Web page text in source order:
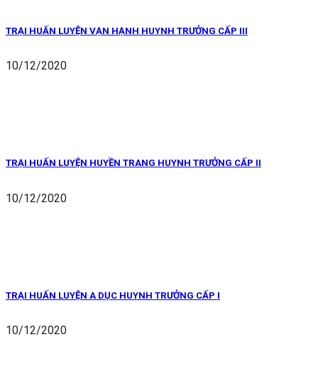
TRẠI HUẤN LUYỆN VẠN HẠNH HUYNH TRƯỞNG CẤP III
10/12/2020
TRẠI HUẤN LUYỆN HUYỀN TRANG HUYNH TRƯỞNG CẤP II
10/12/2020
TRẠI HUẤN LUYỆN A DỤC HUYNH TRƯỞNG CẤP I
10/12/2020